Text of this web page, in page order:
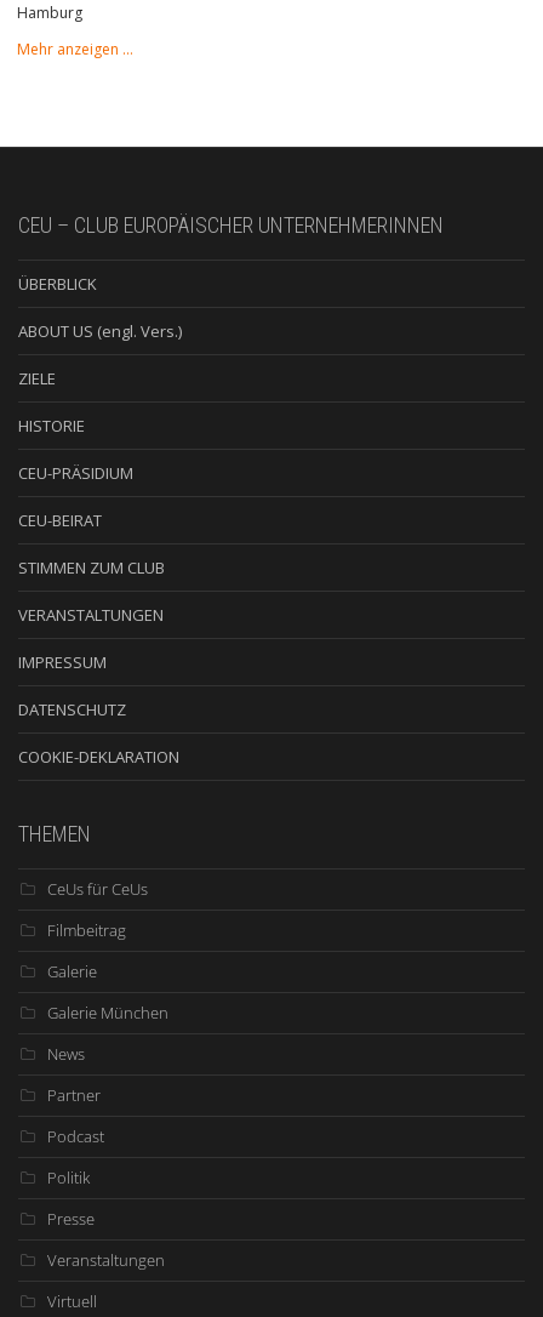
Hamburg
Mehr anzeigen …
CEU – CLUB EUROPÄISCHER UNTERNEHMERINNEN
ÜBERBLICK
ABOUT US (engl. Vers.)
ZIELE
HISTORIE
CEU-PRÄSIDIUM
CEU-BEIRAT
STIMMEN ZUM CLUB
VERANSTALTUNGEN
IMPRESSUM
DATENSCHUTZ
COOKIE-DEKLARATION
THEMEN
CeUs für CeUs
Filmbeitrag
Galerie
Galerie München
News
Partner
Podcast
Politik
Presse
Veranstaltungen
Virtuell